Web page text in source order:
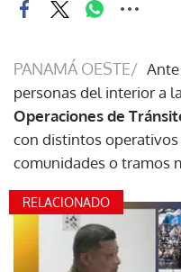
PANAMÁ OESTE/
personas del interior a
Operaciones de
con distintos
comunidades o tramos
RELACIONADO